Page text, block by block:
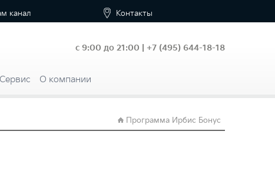
канал Контакты
с 9:00 до 21:00 | +7 (495) 644-18-18
Сервис О компании
Программа Ирбис Бонус